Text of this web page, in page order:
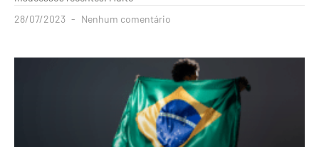
28/07/2023
Nenhum comentário